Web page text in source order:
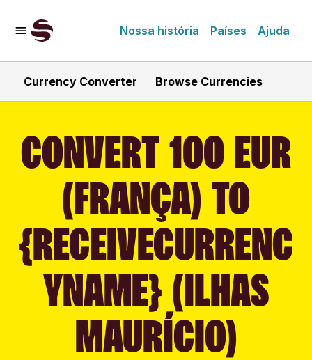
Nossa história Países Ajuda
Currency Converter Browse Currencies
CONVERT 100 EUR
(FRANÇA) TO
{RECEIVECURRENC
YNAME} (ILHAS
MAURÍCIO)